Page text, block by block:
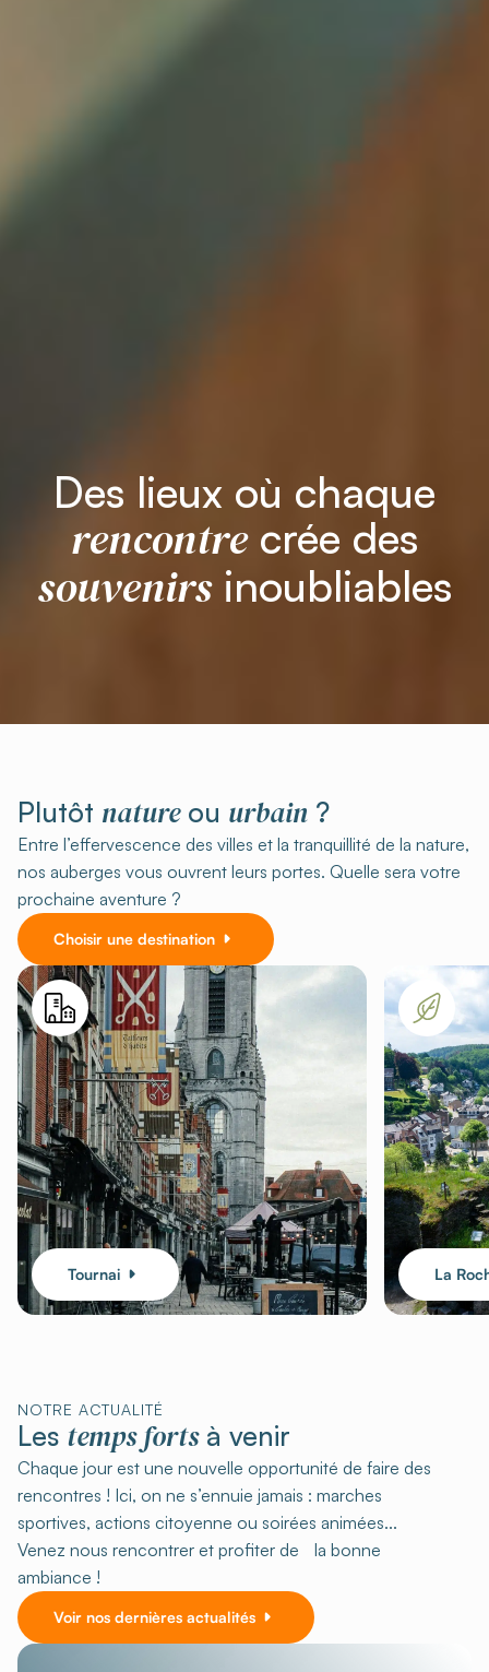
Des lieux où chaque
rencontrecrée des
souvenirsinoubliables
Plutôt natureou urbain ?
Entre l’effervescence des villes et la tranquillité de la nature,
nos auberges vous ouvrent leurs portes. Quelle sera votre
prochaine aventure ?
Choisir une destination
Tournai La
NOTRE ACTUALITÉ
Les temps fortsà venir
Chaque jour est une nouvelle opportunité de faire des
rencontres ! Ici, on ne s’ennuie jamais : marches
sportives, actions citoyenne ou soirées animées...
Venez nous rencontrer et profiter de la bonne
ambiance !
Voir nos dernières actualités